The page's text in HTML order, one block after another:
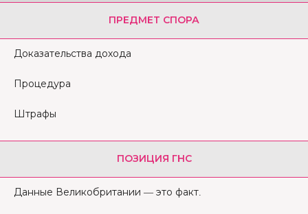
ПРЕДМЕТ СПОРА
Доказательства дохода
Процедура
Штрафы
ПОЗИЦИЯ ГНС
Данные Великобритании — это факт.